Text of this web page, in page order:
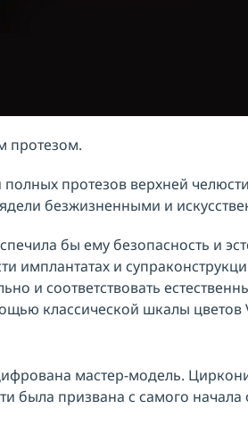
протезом.
протезов верхней
безжизненными и
бы ему безопасность и
имплантатах и
и соответствовать
классической шкалы цветов
мастер-модель.
была призвана с самого